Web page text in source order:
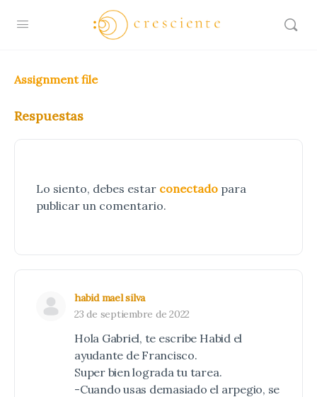
Assignment file
Respuestas
Lo siento, debes estar conectado para
publicar un comentario.
habid mael silva
23 de septiembre de 2022
Hola Gabriel, te escribe Habid el
ayudante de Francisco.
Super bien lograda tu tarea.
-Cuando usas demasiado el arpegio, se